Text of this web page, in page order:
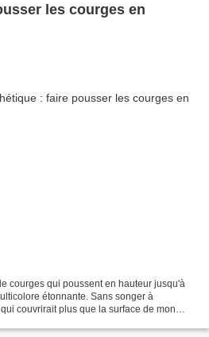
les courges en
courges qui poussent en hauteur jusqu'à
étonnante. Sans songer à
couvrirait plus que la surface de mon